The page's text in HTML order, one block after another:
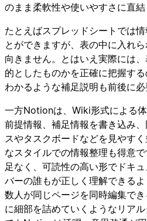
のまま柔軟性や使いやすさに直結
たとえばスプレッドシートでは
とができますが、表の中に入れ
向きません。とはいえ実際には
的としたものかを正確に把握す
わかるような補足説明も前後に必
一方Notionは、Wiki形式による
前提情報、補足情報を書き込み
スやタスクボードなどを見やす
なスタイルでの情報整理も得意
足なく、可読性の高い形でドキ
バーの誰もが正しく理解できる
数人が同じページを同時編集で
に細部を詰めていくようなリア